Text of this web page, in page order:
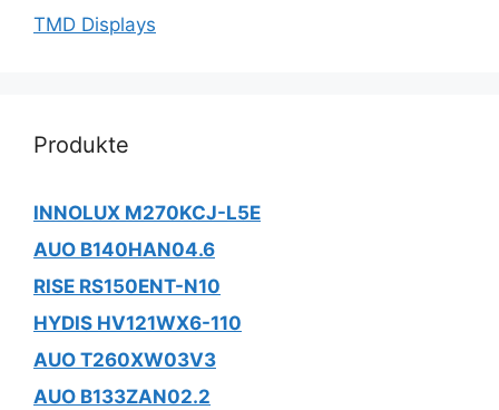
TMD Displays
Produkte
INNOLUX M270KCJ-L5E
AUO B140HAN04.6
RISE RS150ENT-N10
HYDIS HV121WX6-110
AUO T260XW03V3
AUO B133ZAN02.2